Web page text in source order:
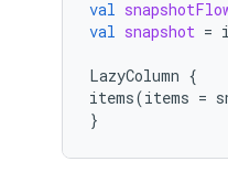
val
val snapshot =
LazyColumn {
items(items =
}